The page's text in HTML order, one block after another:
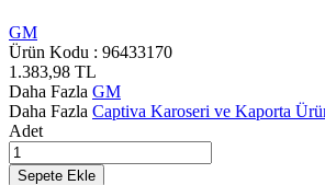
GM
Ürün Kodu : 96433170
1.383,98 TL
Daha Fazla GM
Daha Fazla Captiva Karoseri ve Kaporta
Adet
Sepete Ekle